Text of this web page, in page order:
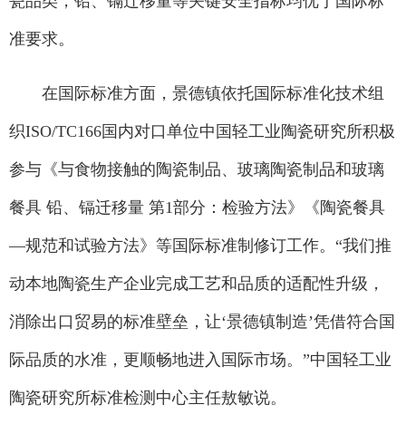
准要求。
在国际标准方面，景德镇依托国际标准化技术组
织ISO/TC166国内对口单位中国轻工业陶瓷研究所积极
参与《与食物接触的陶瓷制品、玻璃陶瓷制品和玻璃
餐具 铅、镉迁移量 第1部分：检验方法》《陶瓷餐具
—规范和试验方法》等国际标准制修订工作。“我们推
动本地陶瓷生产企业完成工艺和品质的适配性升级，
消除出口贸易的标准壁垒，让‘景德镇制造’凭借符合国
际品质的水准，更顺畅地进入国际市场。”中国轻工业
陶瓷研究所标准检测中心主任敖敏说。